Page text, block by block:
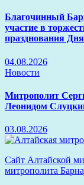
Благочинный
участие в
празднования
04.08.2026
Новости
Митрополит
Леонидом
03.08.2026
Сайт Алтайской
митрополита